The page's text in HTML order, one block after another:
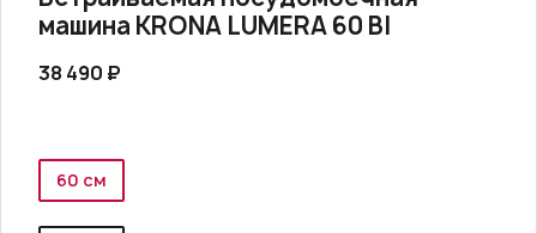
машина KRONA LUMERA 60 BI
38 490 ₽
60 см